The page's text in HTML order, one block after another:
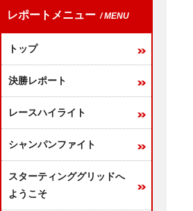
レポートメニュー / MENU
トップ
決勝レポート
レースハイライト
シャンパンファイト
スターティンググリッドへ
ようこそ